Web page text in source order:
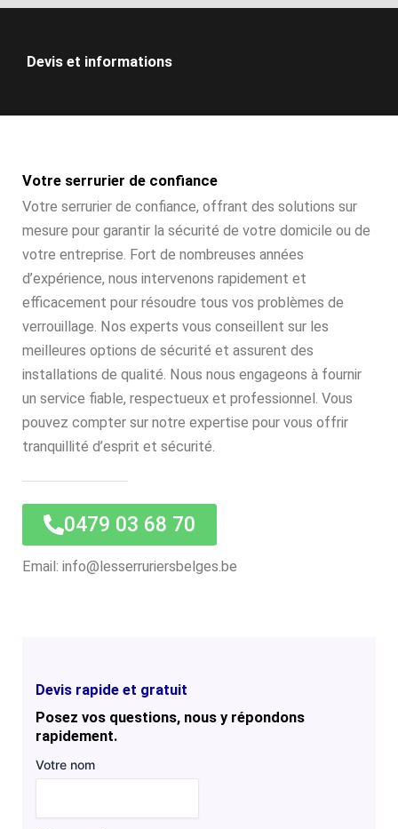
Devis et informations
Votre serrurier de confiance
Votre serrurier de confiance, offrant des solutions sur
mesure pour garantir la sécurité de votre domicile ou de
votre entreprise. Fort de nombreuses années
d’expérience, nous intervenons rapidement et
efficacement pour résoudre tous vos problèmes de
verrouillage. Nos experts vous conseillent sur les
meilleures options de sécurité et assurent des
installations de qualité. Nous nous engageons à fournir
un service fiable, respectueux et professionnel. Vous
pouvez compter sur notre expertise pour vous offrir
tranquillité d’esprit et sécurité.
0479 03 68 70
Email: info@lesserruriersbelges.be
Devis rapide et gratuit
Posez vos questions, nous y répondons
rapidement.
Votre nom